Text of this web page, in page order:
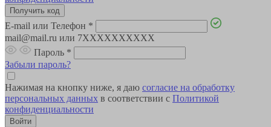
E-mail или Телефон *
mail@mail.ru или 7XXXXXXXXXX
Пароль *
Забыли пароль?
Нажимая на кнопку ниже, я даю согласие на обработку
персональных данных в соответствии с Политикой
конфиденциальности